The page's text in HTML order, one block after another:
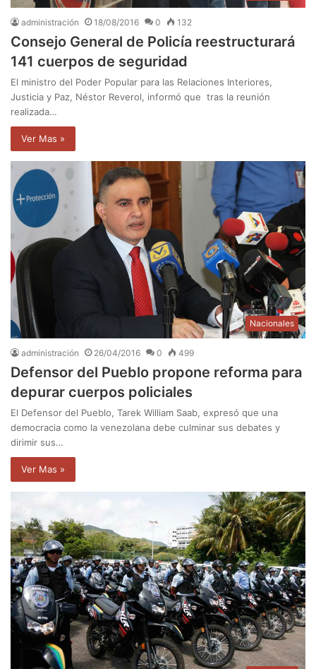
administración 18/08/2016 0 132
Consejo General de Policía reestructurará
141 cuerpos de seguridad
El ministro del Poder Popular para las Relaciones Interiores,
Justicia y Paz, Néstor Reverol, informó que tras la reunión
realizada…
Ver Mas »
Nacionales
administración 26/04/2016 0 499
Defensor del Pueblo propone reforma para
depurar cuerpos policiales
El Defensor del Pueblo, Tarek William Saab, expresó que una
democracia como la venezolana debe culminar sus debates y
dirimir sus…
Ver Mas »